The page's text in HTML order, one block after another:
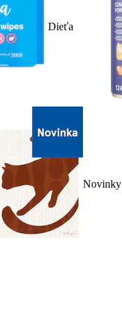
Dieťa
Novinky